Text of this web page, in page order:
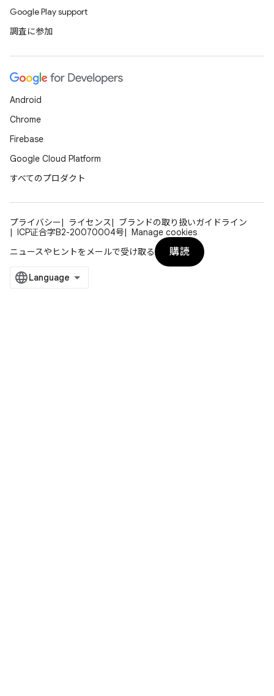
Google Play support
調査に参加
Android
Chrome
Firebase
Google Cloud Platform
すべてのプロダクト
プライバシー ライセンス
ブランドの取り扱いガイドライン
ICP证合字B2-20070004号
Manage cookies
ニュースやヒントをメールで受け取る
購読